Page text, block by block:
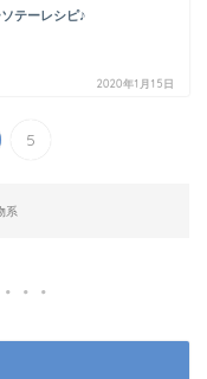
テーレシピ♪
2020年1月15日
5
系